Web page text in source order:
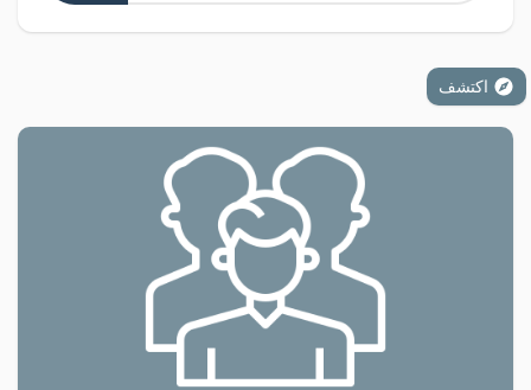
مجموعاتي
اكتشف الصفحات
صفحات أُعجبت بها
اكتشف